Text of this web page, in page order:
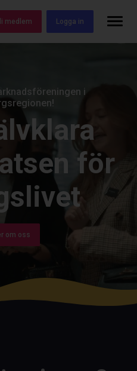
medlem Logga in
i
för
om oss